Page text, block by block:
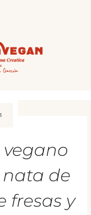
vegano
nata de
fresas y